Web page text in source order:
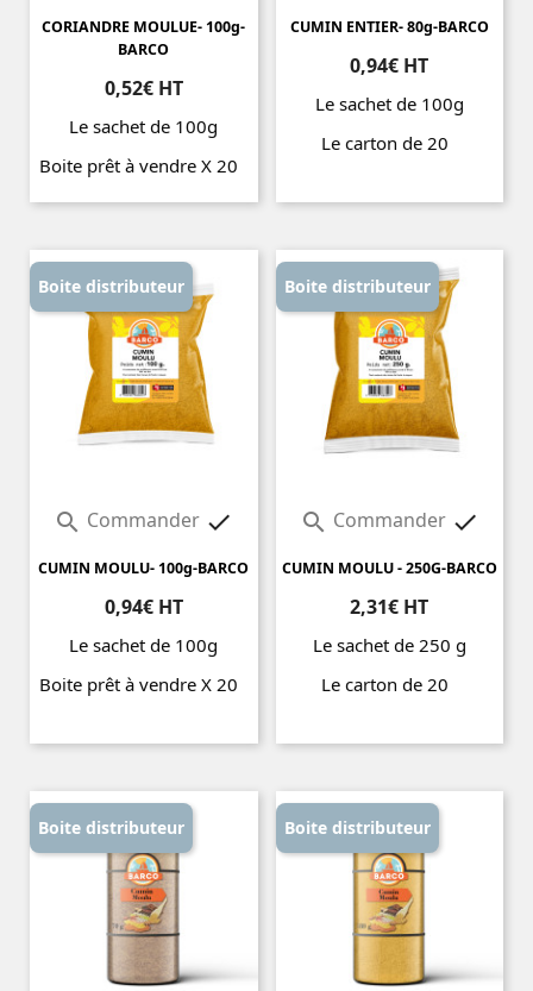
CORIANDRE MOULUE- 100g-
BARCO
0,52€ HT
Le sachet de 100g
Boite prêt à vendre X 20
Prix
CUMIN ENTIER- 80g-BARCO
0,94€ HT
Le sachet de 100g
Le carton de 20
 Commander 
CUMIN MOULU- 100g-BARCO
0,94€ HT
Le sachet de 100g
Boite prêt à vendre X 20
Boite distributeur
 Commander 
CUMIN MOULU - 250G-BARCO
2,31€ HT
Le sachet de 250 g
Le carton de 20
Boite distributeur
Boite distributeur Boite distributeur